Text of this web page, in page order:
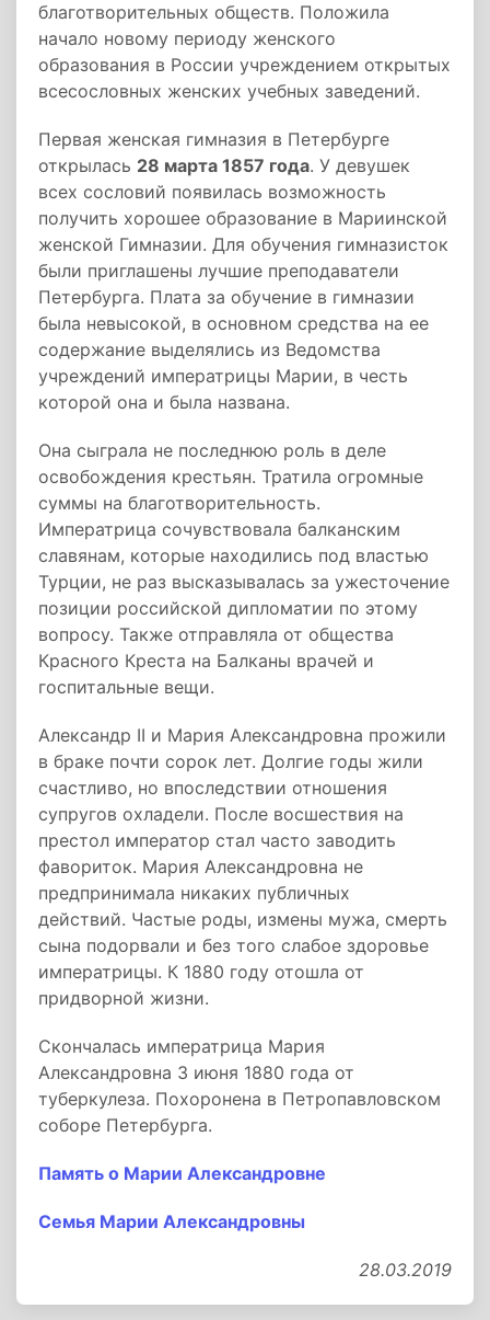
благотворительных обществ. Положила
начало новому периоду женского
образования в России учреждением открытых
всесословных женских учебных заведений.
Первая женская гимназия в Петербурге
открылась 28 марта 1857 года. У девушек
всех сословий появилась возможность
получить хорошее образование в Мариинской
женской Гимназии. Для обучения гимназисток
были приглашены лучшие преподаватели
Петербурга. Плата за обучение в гимназии
была невысокой, в основном средства на ее
содержание выделялись из Ведомства
учреждений императрицы Марии, в честь
которой она и была названа.
Она сыграла не последнюю роль в деле
освобождения крестьян. Тратила огромные
суммы на благотворительность.
Императрица сочувствовала балканским
славянам, которые находились под властью
Турции, не раз высказывалась за ужесточение
позиции российской дипломатии по этому
вопросу. Также отправляла от общества
Красного Креста на Балканы врачей и
госпитальные вещи.
Александр II и Мария Александровна прожили
в браке почти сорок лет. Долгие годы жили
счастливо, но впоследствии отношения
супругов охладели. После восшествия на
престол император стал часто заводить
фавориток. Мария Александровна не
предпринимала никаких публичных
действий. Частые роды, измены мужа, смерть
сына подорвали и без того слабое здоровье
императрицы. К 1880 году отошла от
придворной жизни.
Скончалась императрица Мария
Александровна 3 июня 1880 года от
туберкулеза. Похоронена в Петропавловском
соборе Петербурга.
Память о Марии Александровне
Семья Марии Александровны
28.03.2019